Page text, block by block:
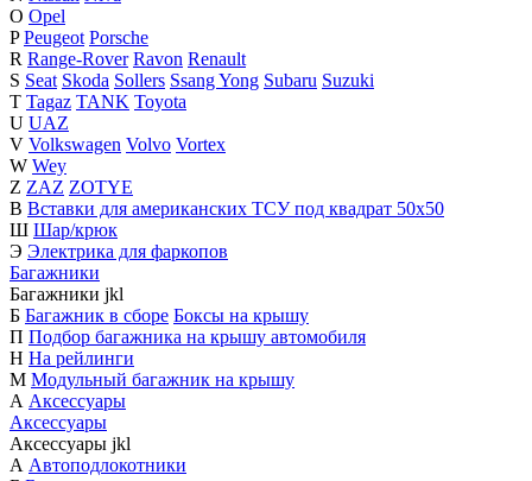
O Opel
P Peugeot Porsche
R Range-Rover Ravon Renault
S Seat Skoda Sollers Ssang Yong Subaru Suzuki
T Tagaz TANK Toyota
U UAZ
V Volkswagen Volvo Vortex
W Wey
Z ZAZ ZOTYE
В Вставки для американских ТСУ под квадрат 50х50
Ш Шар/крюк
Э Электрика для фаркопов
Багажники
Багажники jkl
Б Багажник в сборе Боксы на крышу
П Подбор багажника на крышу автомобиля
Н На рейлинги
М Модульный багажник на крышу
А Аксессуары
Аксессуары
Аксессуары jkl
А Автоподлокотники